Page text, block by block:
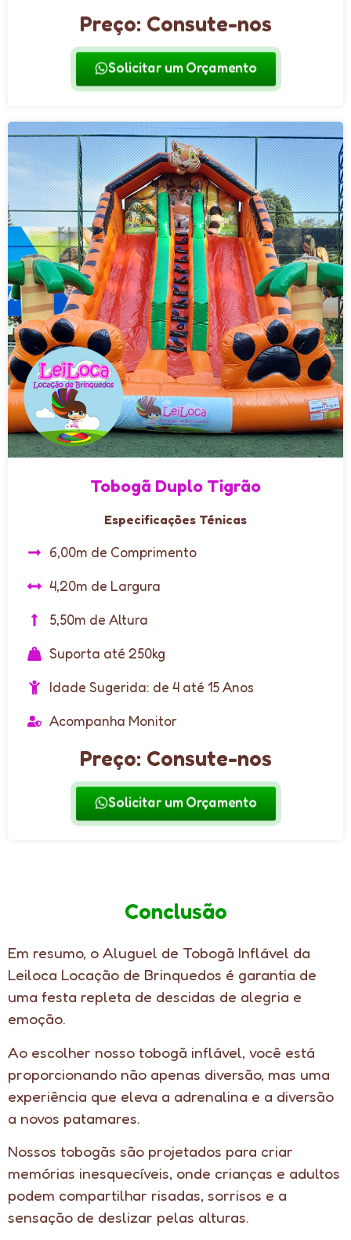
Preço: Consute-nos
Solicitar um Orçamento
Tobogã Duplo Tigrão
Especificações Ténicas
6,00m de Comprimento
4,20m de Largura
5,50m de Altura
Suporta até 250kg
Idade Sugerida: de 4 até 15 Anos
Acompanha Monitor
Preço: Consute-nos
Solicitar um Orçamento
Conclusão
Em resumo, o Aluguel de Tobogã Inflável da
Leiloca Locação de Brinquedos é garantia de
uma festa repleta de descidas de alegria e
emoção.
Ao escolher nosso tobogã inflável, você está
proporcionando não apenas diversão, mas uma
experiência que eleva a adrenalina e a diversão
a novos patamares.
Nossos tobogãs são projetados para criar
memórias inesquecíveis, onde crianças e adultos
podem compartilhar risadas, sorrisos e a
sensação de deslizar pelas alturas.